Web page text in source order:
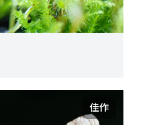
佳作